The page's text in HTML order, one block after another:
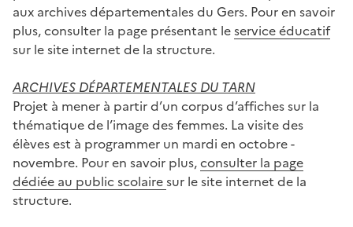
aux archives départementales du Gers. Pour en savoir
plus, consulter la page présentant leservice éducatif
sur le site internet de la structure.
ARCHIVES DÉPARTEMENTALES DU TARN
Projet à mener à partir d’un corpus d’affiches sur la
thématique de l’image des femmes. La visite des
élèves est à programmer un mardi en octobre -
novembre. Pour en savoir plus,consulter la page
dédiée au public scolairesur le site internet de la
structure.